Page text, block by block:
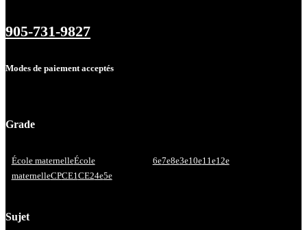
905-731-9827
Modes de paiement acceptés
Grade
École maternelleÉcole
maternelleCPCE1 CE24e5e
6e7e8e3e10e11e12e
Sujet